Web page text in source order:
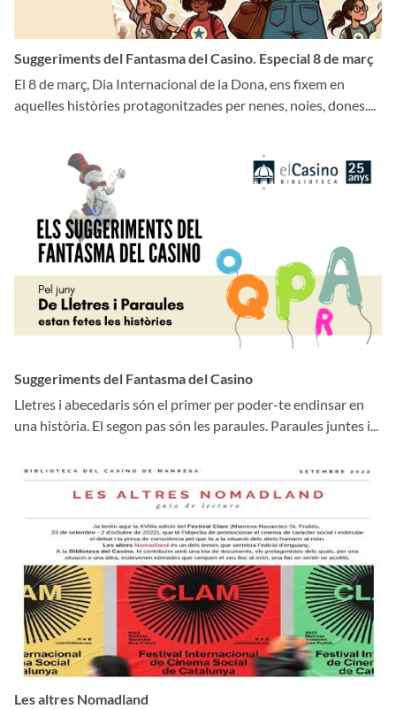
Suggeriments del Fantasma del Casino. Especial 8 de març
El 8 de març, Dia Internacional de la Dona, ens fixem en
aquelles històries protagonitzades per nenes, noies, dones....
Suggeriments del Fantasma del Casino
Lletres i abecedaris són el primer per poder-te endinsar en
una història. El segon pas són les paraules. Paraules juntes i...
Les altres Nomadland